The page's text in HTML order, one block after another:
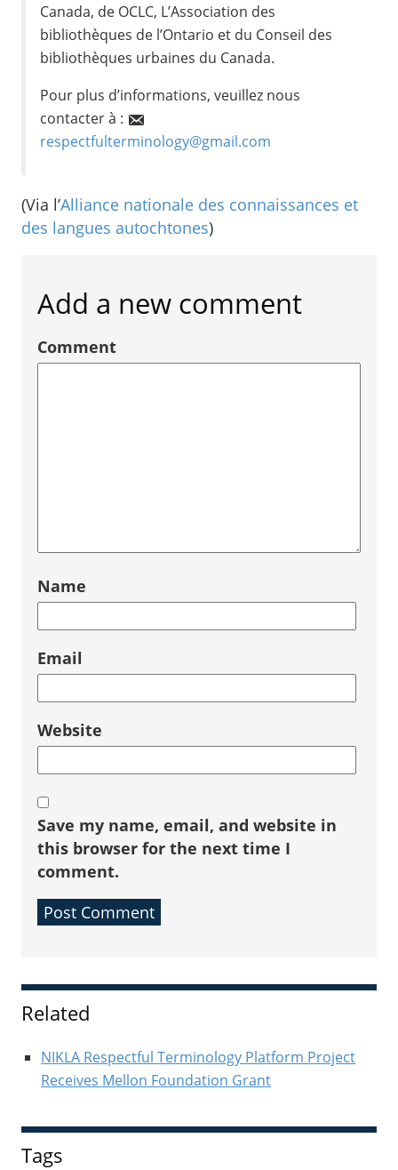
Canada, de OCLC, L’Association des
bibliothèques de l’Ontario et du Conseil des
bibliothèques urbaines du Canada.
Pour plus d’informations, veuillez nous
contacter à :
respectfulterminology@gmail.com
(Via l’Alliance nationale des connaissances et
des langues autochtones)
Add a new comment
Comment
Name
Email
Website
Save my name, email, and website in
this browser for the next time I
comment.
Sidebar
Related
NIKLA Respectful Terminology Platform Project
Receives Mellon Foundation Grant
Tags